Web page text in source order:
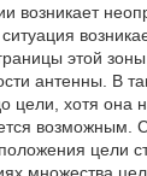
возникает
этой
антенны. В
цели, хотя она
возможным.
цели